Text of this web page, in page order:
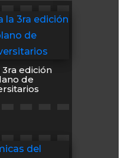
3ra edición
de